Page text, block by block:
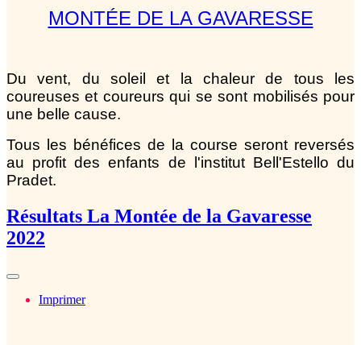
MONTÉE DE LA GAVARESSE
Du vent, du soleil et la chaleur de tous les
coureuses et coureurs qui se sont mobilisés pour
une belle cause.
Tous les bénéfices de la course seront reversés
au profit des enfants de l'institut Bell'Estello du
Pradet.
Résultats La Montée de la Gavaresse
2022
Imprimer